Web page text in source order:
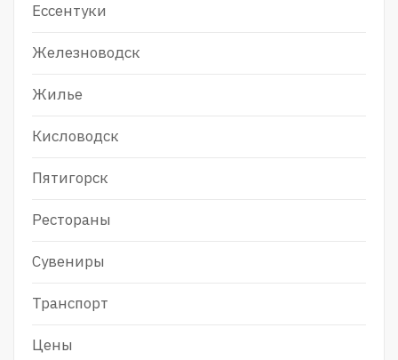
Ессентуки
Железноводск
Жилье
Кисловодск
Пятигорск
Рестораны
Сувениры
Транспорт
Цены